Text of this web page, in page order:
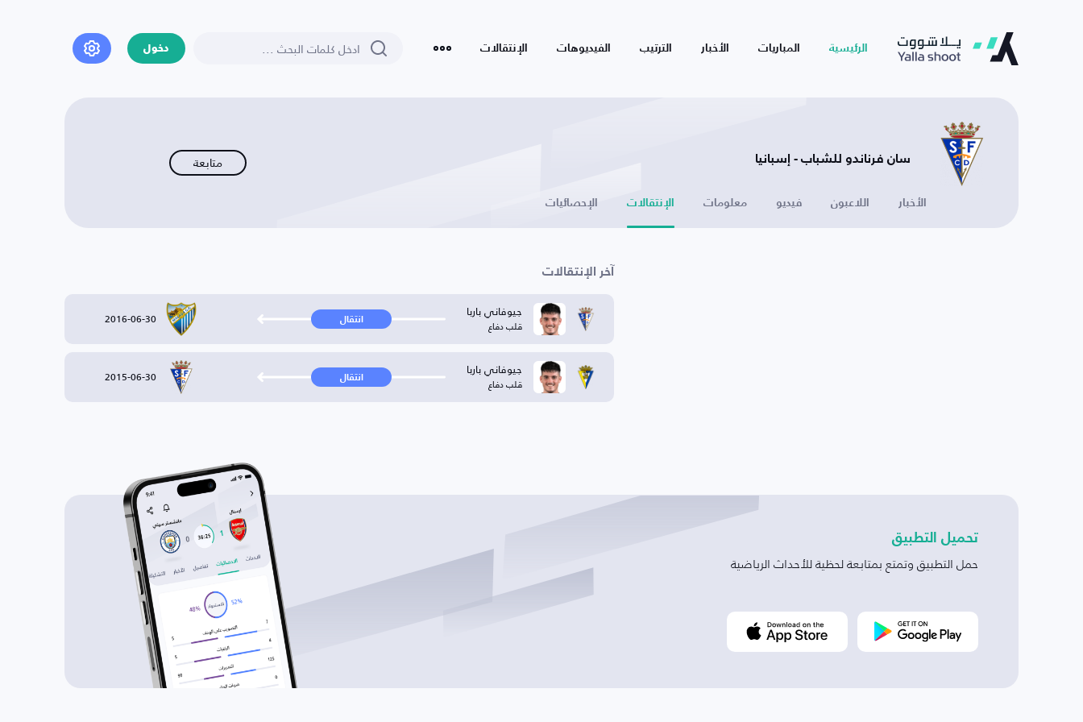
الرئيسية المباريات الأخبار الترتيب الفيديوهات الإنتقالات دخول
سان فرناندو للشباب - إسبانيا متابعة
الأخبار اللاعبون فيديو معلومات الإنتقالات الإحصائيات
آخر الإنتقالات
جيوفاني باربا
قلب دفاع انتقال 2016-06-30
جيوفاني باربا
قلب دفاع انتقال 2015-06-30
تحميل التطبيق
حمل التطبيق وتمتع بمتابعة لحظية للأحداث الرياضية